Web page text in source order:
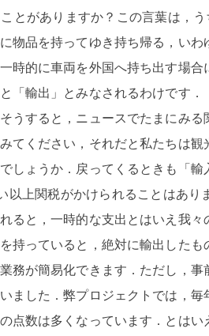
とがありますか？この言葉は，
物品を持ってゆき持ち帰る，い
時的に車両を外国へ持ち出す場
「輸出」とみなされるわけです
うすると，ニュースでたまにみ
てください，それだと私たちは
しょうか．戻ってくるときも「
以上関税がかけられることはあ
ると，一時的な支出とはいえ我
持っていると，絶対に輸出した
務が簡易化できます．ただし，
ました．弊プロジェクトでは，
点数は多くなっています．とは